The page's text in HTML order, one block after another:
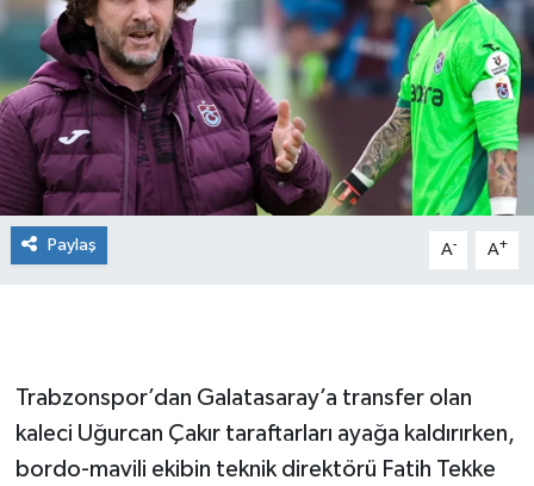
Paylaş A- A+
Trabzonspor’dan Galatasaray’a transfer olan
kaleci Uğurcan Çakır taraftarları ayağa kaldırırken,
bordo-mavili ekibin teknik direktörü Fatih Tekke